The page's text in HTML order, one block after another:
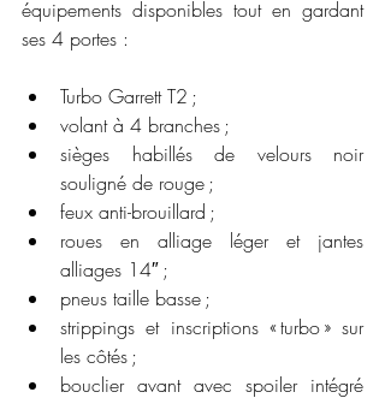
équipements disponibles tout en gardant
ses 4 portes :
Turbo Garrett T2 ;
volant à 4 branches ;
sièges habillés de velours noir
souligné de rouge ;
feux anti-brouillard ;
roues en alliage léger et jantes
alliages 14″ ;
pneus taille basse ;
strippings et inscriptions « turbo » sur
les côtés ;
bouclier avant avec spoiler intégré